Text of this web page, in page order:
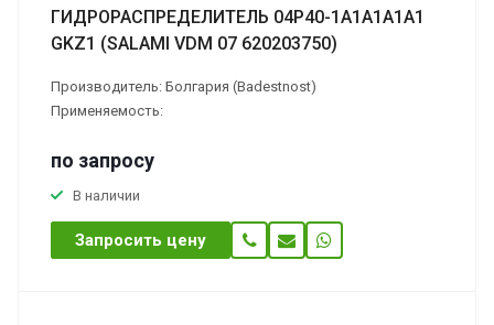
ГИДРОРАСПРЕДЕЛИТЕЛЬ 04Р40-1А1А1A1A1
GKZ1 (SALAMI VDМ 07 620203750)
Производитель: Болгария (Badestnost)
Применяемость:
по запросу
В наличии
Запросить цену